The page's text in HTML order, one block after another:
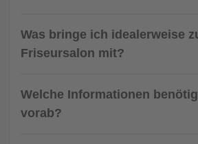
Was bringe ich idealerweise
Friseursalon mit?
Welche Informationen
vorab?